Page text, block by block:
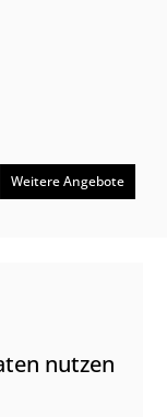
Weitere Angebote
nutzen